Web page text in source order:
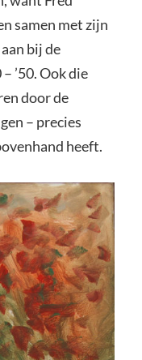
samen met zijn
bij de
’50. Ook die
door de
– precies
heeft.